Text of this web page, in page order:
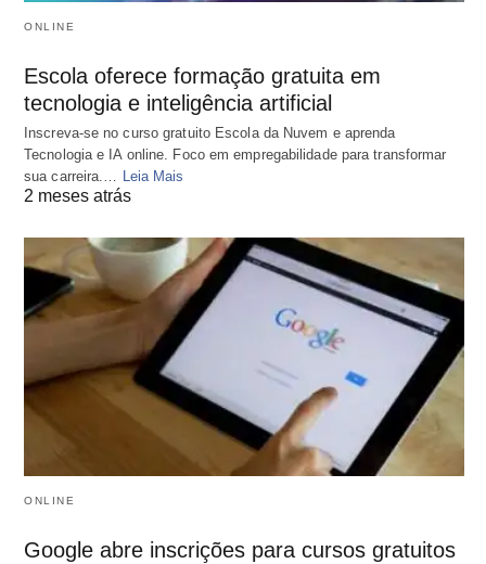
ONLINE
Escola oferece formação gratuita em
tecnologia e inteligência artificial
Inscreva-se no curso gratuito Escola da Nuvem e aprenda
Tecnologia e IA online. Foco em empregabilidade para transformar
sua carreira.… Leia Mais
2 meses atrás
ONLINE
Google abre inscrições para cursos gratuitos